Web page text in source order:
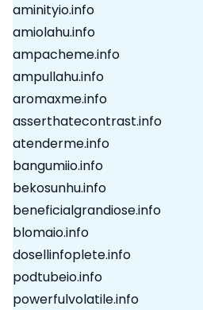
aminityio.info
amiolahu.info
ampacheme.info
ampullahu.info
aromaxme.info
asserthatecontrast.info
atenderme.info
bangumiio.info
bekosunhu.info
beneficialgrandiose.info
blomaio.info
dosellinfoplete.info
podtubeio.info
powerfulvolatile.info